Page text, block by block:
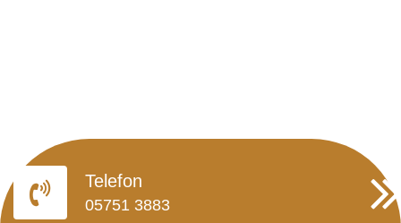
Telefon
05751 3883